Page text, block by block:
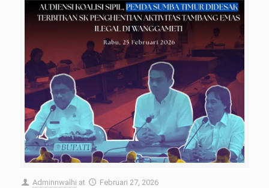
Adminnwalhi at Februari 27, 2026